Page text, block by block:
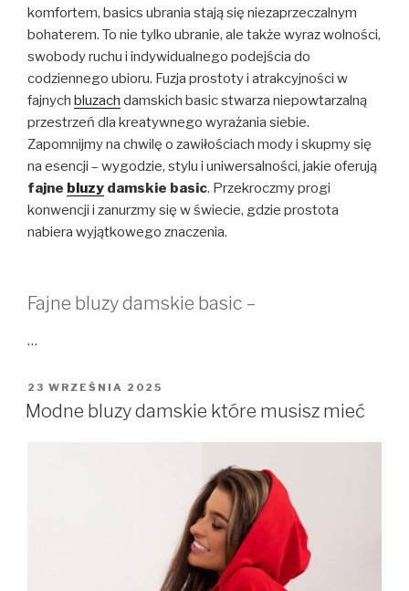
komfortem, basics ubrania stają się niezaprzeczalnym
bohaterem. To nie tylko ubranie, ale także wyraz wolności,
swobody ruchu i indywidualnego podejścia do
codziennego ubioru. Fuzja prostoty i atrakcyjności w
fajnych bluzach damskich basic stwarza niepowtarzalną
przestrzeń dla kreatywnego wyrażania siebie.
Zapomnijmy na chwilę o zawiłościach mody i skupmy się
na esencji – wygodzie, stylu i uniwersalności, jakie oferują
fajne bluzy damskie basic. Przekroczmy progi
konwencji i zanurzmy się w świecie, gdzie prostota
nabiera wyjątkowego znaczenia.
Fajne bluzy damskie basic –
…
OPUBLIKOWANE
W
23 WRZEŚNIA 2025
Modne bluzy damskie które musisz mieć